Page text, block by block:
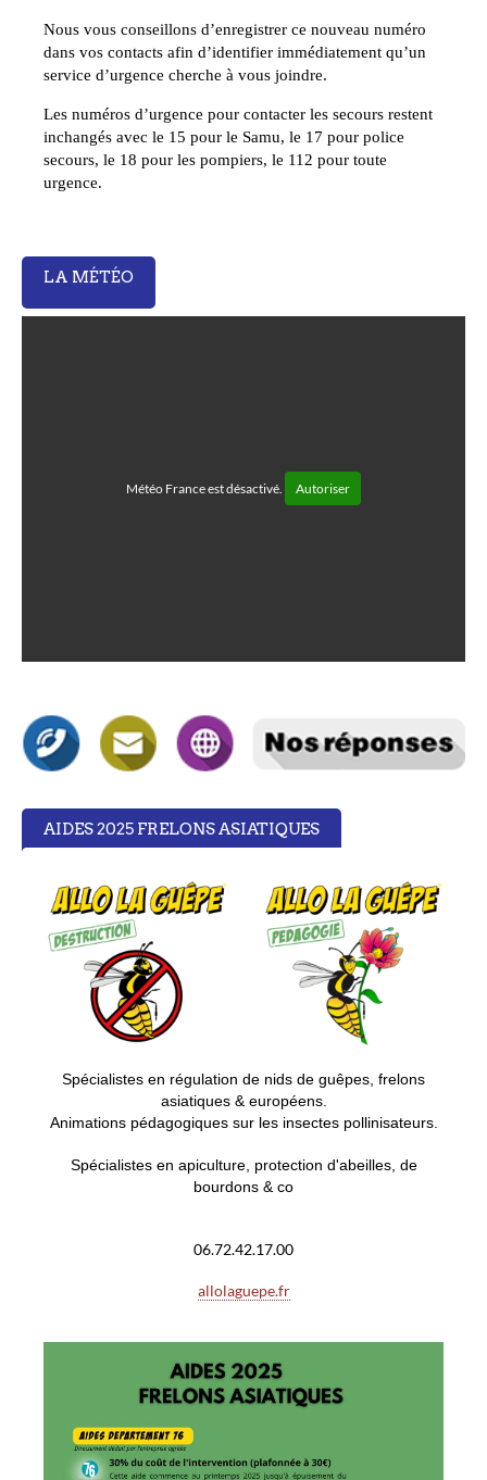
Nous vous conseillons d’enregistrer ce nouveau numéro
dans vos contacts afin d’identifier immédiatement qu’un
service d’urgence cherche à vous joindre.
Les numéros d’urgence pour contacter les secours restent
inchangés avec le 15 pour le Samu, le 17 pour police
secours, le 18 pour les pompiers, le 112 pour toute
urgence.
LA MÉTÉO
Météo France est désactivé. Autoriser
AIDES 2025 FRELONS ASIATIQUES
Spécialistes en régulation de nids de guêpes, frelons
asiatiques & européens.
Animations pédagogiques sur les insectes pollinisateurs.
Spécialistes en apiculture, protection d'abeilles, de
bourdons & co
06.72.42.17.00
allolaguepe.fr